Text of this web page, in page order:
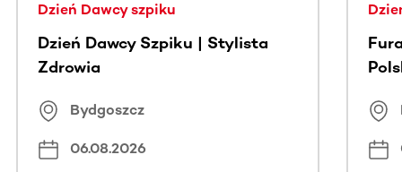
Dzień Dawcy szpiku
Dzień Dawcy Szpiku | Stylista
Zdrowia
Bydgoszcz
06.08.2026